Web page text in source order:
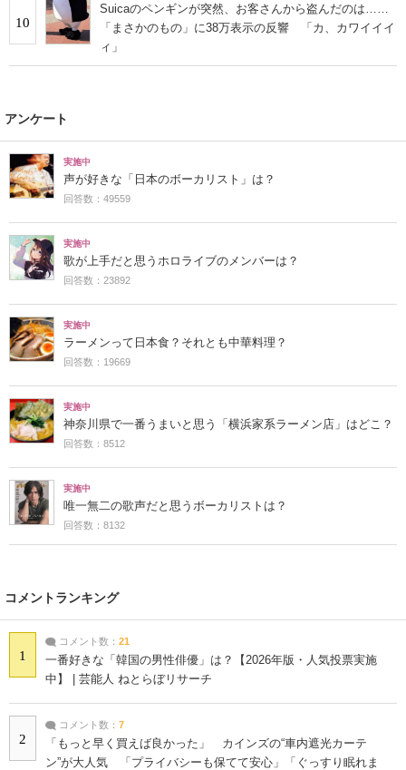
10
Suicaのペンギンが突然、お客さんから盗んだのは……
「まさかのもの」に38万表示の反響 「カ、カワイイイ
ィ」
アンケート
実施中
声が好きな「日本のボーカリスト」は？
回答数：49559
実施中
歌が上手だと思うホロライブのメンバーは？
回答数：23892
実施中
ラーメンって日本食？それとも中華料理？
回答数：19669
実施中
神奈川県で一番うまいと思う「横浜家系ラーメン店」はどこ？
回答数：8512
実施中
唯一無二の歌声だと思うボーカリストは？
回答数：8132
コメントランキング
1
コメント数： 21
一番好きな「韓国の男性俳優」は？【2026年版・人気投票実施
中】 | 芸能人 ねとらぼリサーチ
2
コメント数： 7
「もっと早く買えば良かった」 カインズの“車内遮光カーテ
ン”が大人気 「プライバシーも保てて安心」「ぐっすり眠れま